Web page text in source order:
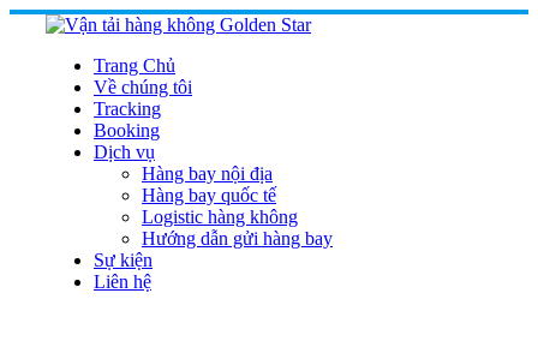
Skip
Trang Chủ
Về chúng tôi
Tracking
Booking
Dịch vụ
Hàng bay nội địa
Hàng bay quốc tế
Logistic hàng không
Hướng dẫn gửi hàng bay
Sự kiện
Liên hệ